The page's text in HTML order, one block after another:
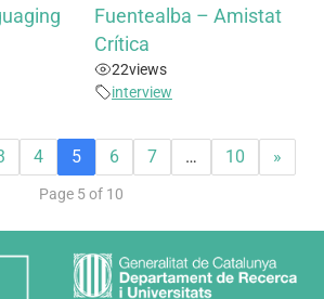
Fuentealba – Amistat
Crítica
22views
interview
4 5 6 7 … 10 »
Page 5 of 10